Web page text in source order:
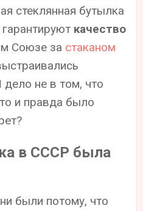
стеклянная бутылка
качество
Союзе за стаканом
не в том, что
и правда было
в СССР была
были потому, что